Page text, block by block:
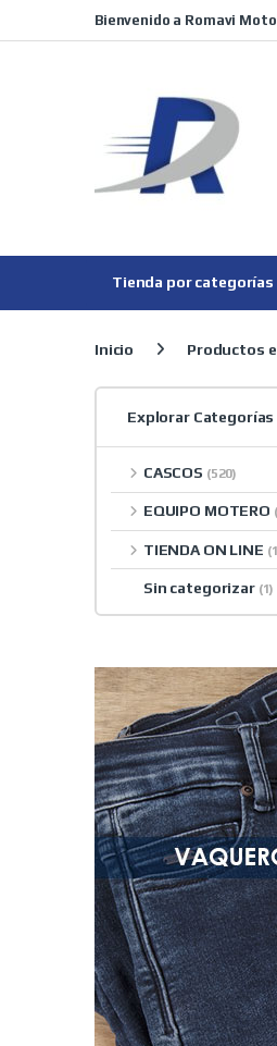
Bienvenido a Romavi
Tienda por categorías
Inicio Productos
Explorar Categorías
CASCOS (520)
EQUIPO MOTERO
TIENDA ON LINE
Sin categorizar (1)